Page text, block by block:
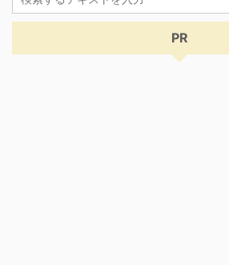
PR